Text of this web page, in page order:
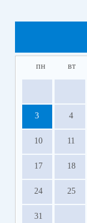
пн вт
3 4
10 11
17 18
24 25
31